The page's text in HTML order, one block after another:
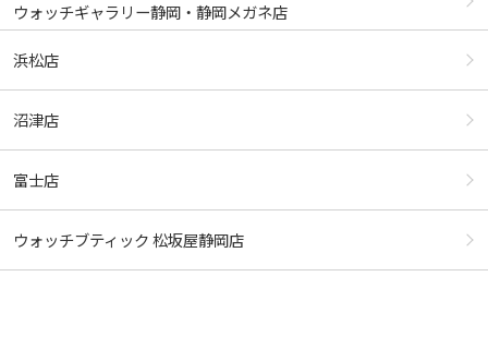
ウォッチギャラリー静岡・静岡メガネ店
浜松店
沼津店
富士店
ウォッチブティック 松坂屋静岡店